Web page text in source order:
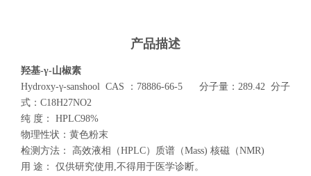
产品描述
羟基-γ-山椒素
Hydroxy-γ-sanshool CAS ： 78886-66-5 分子量： 289.42 分子
式： C18H27NO2
纯 度：
HPLC98%
物理性状： 黄色粉末
检测方法：
高效液相（HPLC）质谱（Mass) 核磁（NMR)
用 途： 仅供研究使用 ,不得用于医学诊断。